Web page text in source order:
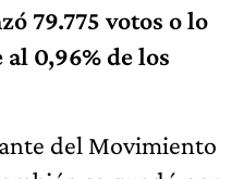
79.775 votos o lo
0,96% de los
del Movimiento